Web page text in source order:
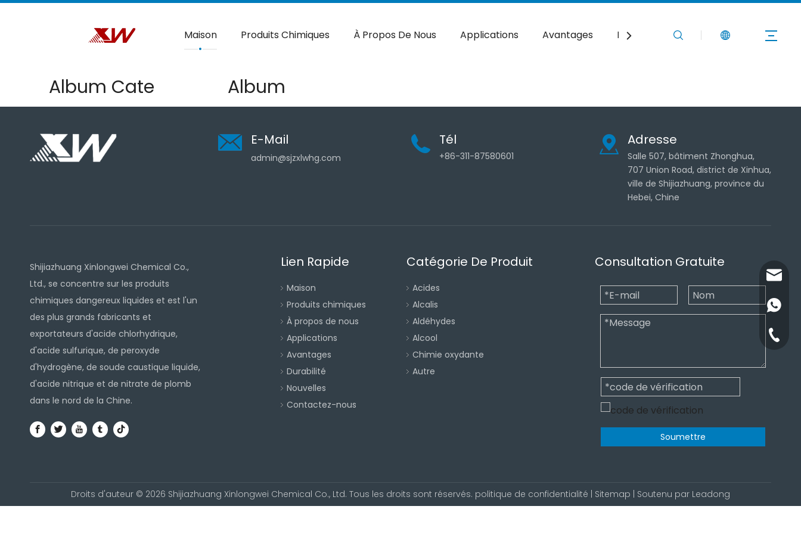
Maison Produits Chimiques À Propos De Nous Applications Avantages Durabilité Nouvelles
Album Cate Album
E-Mail
admin@sjzxlwhg.com
Tél
+86-311-87580601
Adresse
Salle 507, bâtiment Zhonghua,
707 Union Road, district de Xinhua,
ville de Shijiazhuang, province du
Hebei, Chine
Shijiazhuang Xinlongwei Chemical Co.,
Ltd., se concentre sur les produits
chimiques dangereux liquides et est l'un
des plus grands fabricants et
exportateurs d'acide chlorhydrique,
d'acide sulfurique, de peroxyde
d'hydrogène, de soude caustique liquide,
d'acide nitrique et de nitrate de plomb
dans le nord de la Chine.
Lien Rapide
Maison
Produits chimiques
À propos de nous
Applications
Avantages
Durabilité
Nouvelles
Contactez-nous
Catégorie De Produit
Acides
Alcalis
Aldéhydes
Alcool
Chimie oxydante
Autre
+86-
+86-
Consultation Gratuite
Soumettre
Droits d'auteur © 2026 Shijiazhuang Xinlongwei Chemical Co., Ltd. Tous les droits sont réservés. politique de confidentialité Sitemap | Soutenu par Leadong